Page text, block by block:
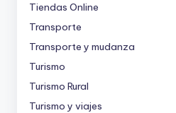
Tiendas Online
Transporte
Transporte y mudanza
Turismo
Turismo Rural
Turismo y viajes